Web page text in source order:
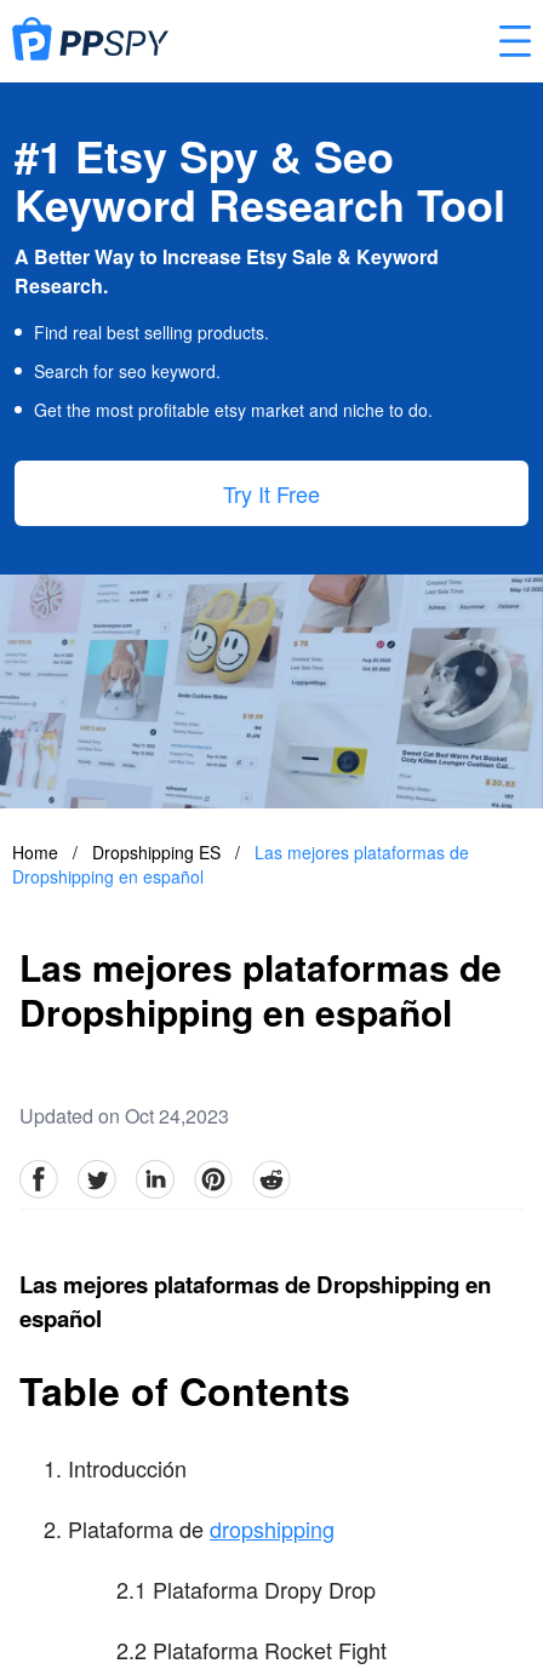
#1 Etsy Spy & Seo
Keyword Research Tool
A Better Way to Increase Etsy Sale & Keyword
Research.
Find real best selling products.
Search for seo keyword.
Get the most profitable etsy market and niche to do.
Try It Free
Home / Dropshipping ES /
Las mejores plataformas de
Dropshipping en español
Las mejores plataformas de
Dropshipping en español
Updated on Oct 24,2023
facebookTwitter linkedinpinterestreddit
Las mejores plataformas de Dropshipping en
español
Table of Contents
Introducción
Plataforma dedropshipping
2.1 Plataforma Dropy Drop
2.2 Plataforma Rocket Fight